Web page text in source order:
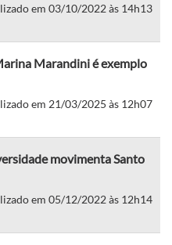
em 03/10/2022 às 14h13
Marandini é exemplo
em 21/03/2025 às 12h07
movimenta Santo
em 05/12/2022 às 12h14